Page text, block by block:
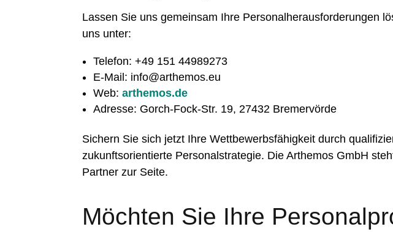
Lassen Sie uns gemeinsam Ihre Personalherausforderungen
uns unter:
Telefon: +49 151 44989273
E-Mail: info@arthemos.eu
Web:arthemos.de
Adresse: Gorch-Fock-Str. 19, 27432 Bremervörde
Sichern Sie sich jetzt Ihre Wettbewerbsfähigkeit durch
zukunftsorientierte Personalstrategie. Die Arthemos GmbH
Partner zur Seite.
Möchten Sie Ihre